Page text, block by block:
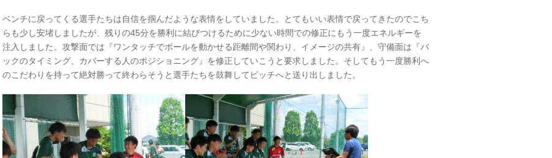
ベンチに戻ってくる選手たちは自信を掴んだような表情をしていました。とてもいい表情で戻ってきたのでこち
らも少し安堵しましたが、残りの45分を勝利に結びつけるために少ない時間での修正にもう一度エネルギーを
注入しました。攻撃面では『ワンタッチでボールを動かせる距離間や関わり、イメージの共有』、守備面は『バ
ックのタイミング、カバーする人のポジショニング』を修正していこうと要求しました。そしてもう一度勝利へ
のこだわりを持って絶対勝って終わらそうと選手たちを鼓舞してピッチへと送り出しました。